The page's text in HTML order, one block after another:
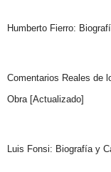
Humberto Fierro:
Comentarios Reales de
Obra [Actualizado]
Luis Fonsi: Biografía y